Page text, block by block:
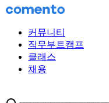
커뮤니티
직무부트캠프
클래스
채용